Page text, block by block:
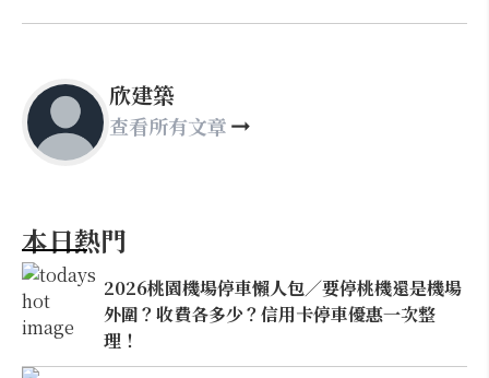
欣建築
查看所有文章
本日熱門
2026桃園機場停車懶人包／要停桃機還是機場
外圍？收費各多少？信用卡停車優惠一次整
理！